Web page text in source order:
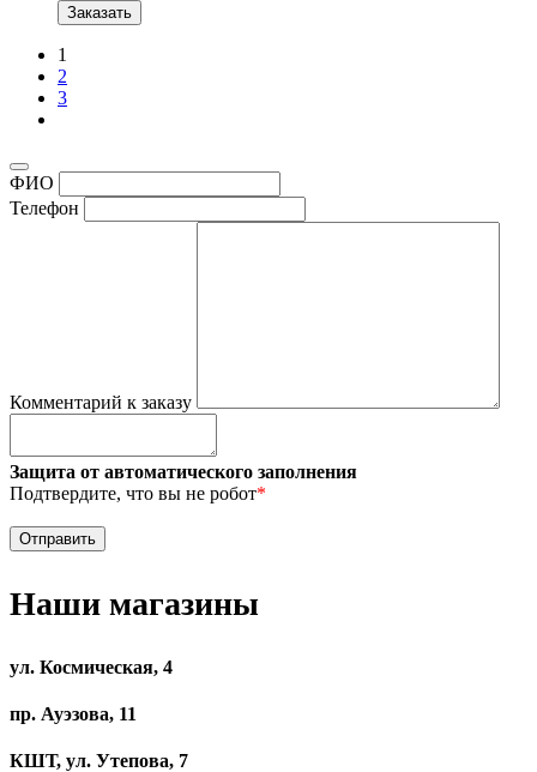
Заказать
1
2
3
ФИО
Телефон
Комментарий к заказу
Защита от автоматического заполнения
Подтвердите, что вы не робот*
Наши магазины
ул. Космическая, 4
пр. Ауэзова, 11
КШТ, ул. Утепова, 7